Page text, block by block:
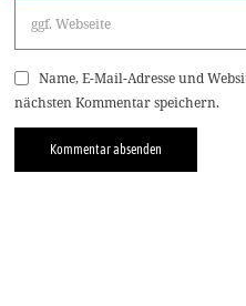
Name, E-Mail-Adresse und
nächsten Kommentar speichern.